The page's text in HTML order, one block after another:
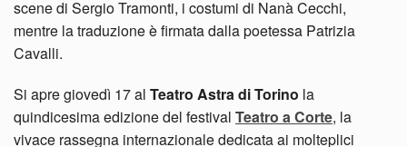
scene di Sergio Tramonti, i costumi di Nanà Cecchi,
mentre la traduzione è firmata dalla poetessa Patrizia
Cavalli.
Si apre giovedì 17 al Teatro Astra di Torino la
quindicesima edizione del festival Teatro a Corte, la
vivace rassegna internazionale dedicata ai molteplici